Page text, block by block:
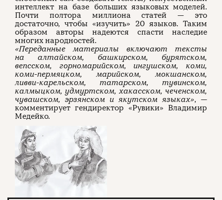
интеллект на базе больших языковых моделей.
Почти полтора миллиона статей — это
достаточно, чтобы «изучить» 20 языков. Таким
образом авторы надеются спасти наследие
многих народностей.
«Переданные материалы включают тексты
на алтайском, башкирском, бурятском,
вепсском, горномарийском, ингушском, коми,
коми-пермяцком, марийском, мокшанском,
ливви-карельском, татарском, тувинском,
калмыцком, удмуртском, хакасском, чеченском,
чувашском, эрзянском и якутском языках», —
комментирует гендиректор «Рувики» Владимир
Медейко.